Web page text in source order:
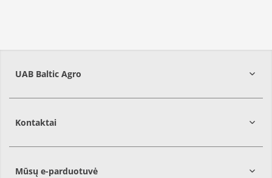
UAB Baltic Agro
Kontaktai
Mūsų e-parduotuvė